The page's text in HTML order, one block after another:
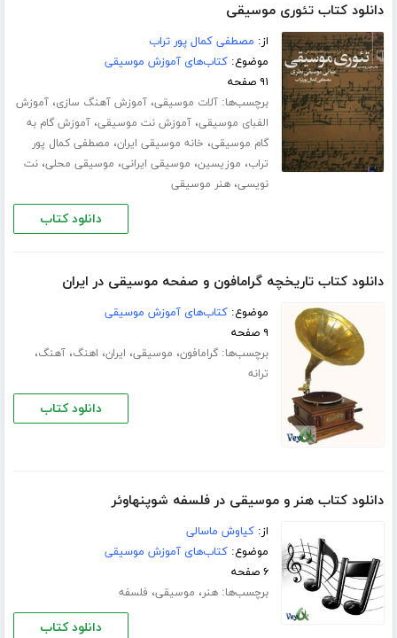
دانلود کتاب تئوری موسیقی
از: مصطفی کمال پور تراب
موضوع:کتاب‌های آموزش موسیقی
۹۱ صفحه
برچسب‌ها:آلات موسیقی،آموزش آهنگ سازی،آموزش
الفبای موسیقی،آموزش نت موسیقی،آموزش گام به
گام موسیقی، خانه موسیقی ایران، مصطفی کمال پور
تراب، موزیسین، موسیقی ایرانی، موسیقی محلی،نت
نویسی،هنر موسیقی
دانلود کتاب
دانلود کتاب تاریخچه گرامافون و صفحه موسیقی در ایران
موضوع:کتاب‌های آموزش موسیقی
۹ صفحه
برچسب‌ها:گرامافون، موسیقی، ایران، اهنگ،آهنگ،
ترانه
دانلود کتاب
دانلود کتاب هنر و موسیقی در فلسفه شوپنهاوئر
از:کیاوش ماسالی
موضوع:کتاب‌های آموزش موسیقی
۶ صفحه
برچسب‌ها:هنر، موسیقی، فلسفه
دانلود کتاب